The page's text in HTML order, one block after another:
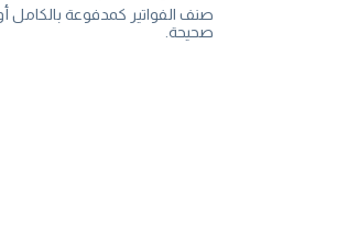
صنف الفواتير كمدفوعة بالكامل
صحيحة.